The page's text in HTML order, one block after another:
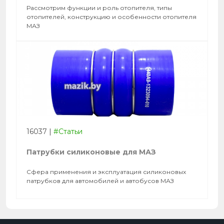
Рассмотрим функции и роль отопителя, типы
отопителей, конструкцию и особенности отопителя
МАЗ
16037 | #Статьи
Патрубки силиконовые для МАЗ
Сфера применения и эксплуатация силиконовых
патрубков для автомобилей и автобусов МАЗ